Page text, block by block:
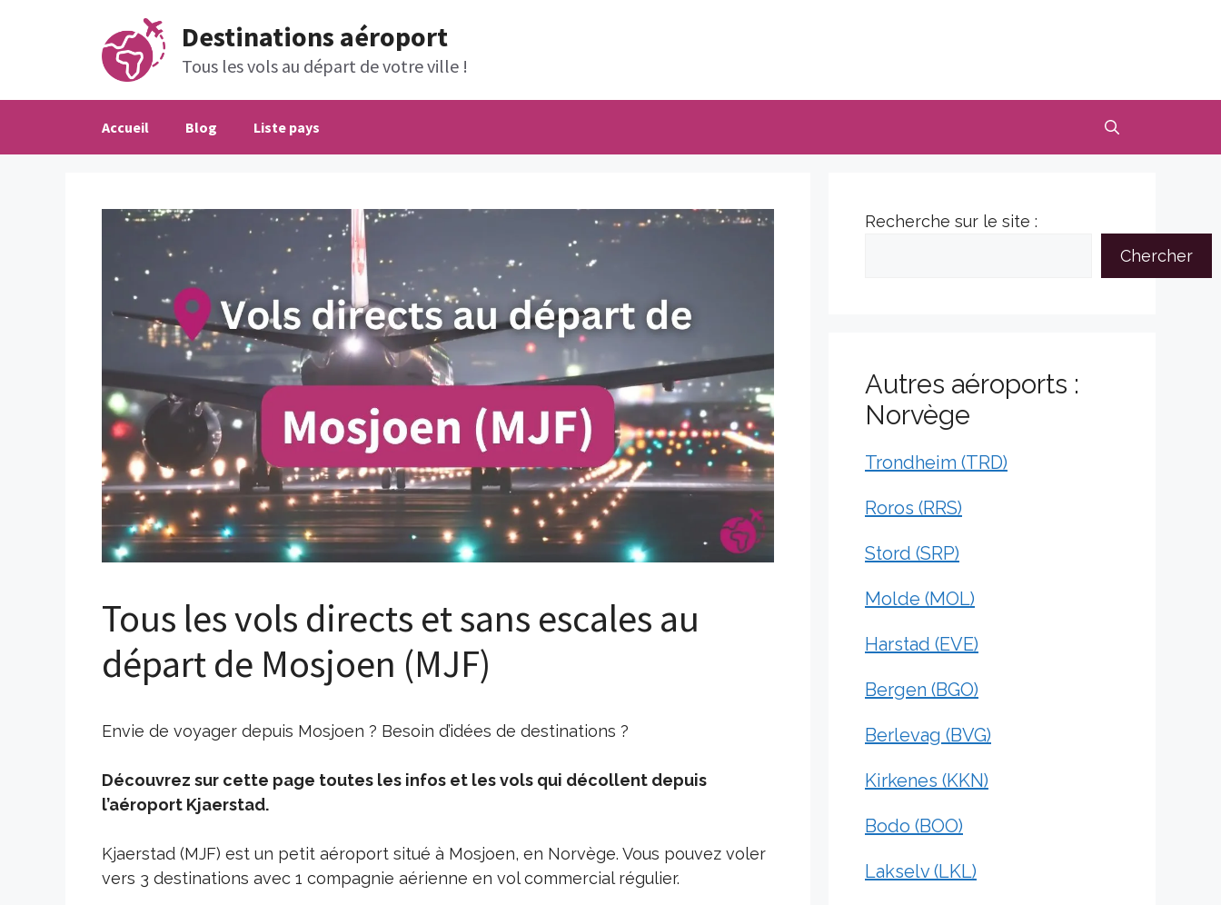
Destinations aéroport
Tous les vols au départ de votre ville !
Accueil Blog Liste pays
Tous les vols directs et sans escales au
départ de Mosjoen (MJF)
Envie de voyager depuis Mosjoen ? Besoin d’idées de destinations ?
Découvrez sur cette page toutes les infos et les vols qui décollent depuis
l’aéroport Kjaerstad.
Kjaerstad (MJF) est un petit aéroport situé à Mosjoen, en Norvège. Vous pouvez voler
vers 3 destinations avec 1 compagnie aérienne en vol commercial régulier.
Recherche sur le site :
Chercher
Autres aéroports :
Norvège
Trondheim (TRD)
Roros (RRS)
Stord (SRP)
Molde (MOL)
Harstad (EVE)
Bergen (BGO)
Berlevag (BVG)
Kirkenes (KKN)
Bodo (BOO)
Lakselv (LKL)